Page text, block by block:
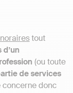
tout
(ou toute
de services
concerne donc